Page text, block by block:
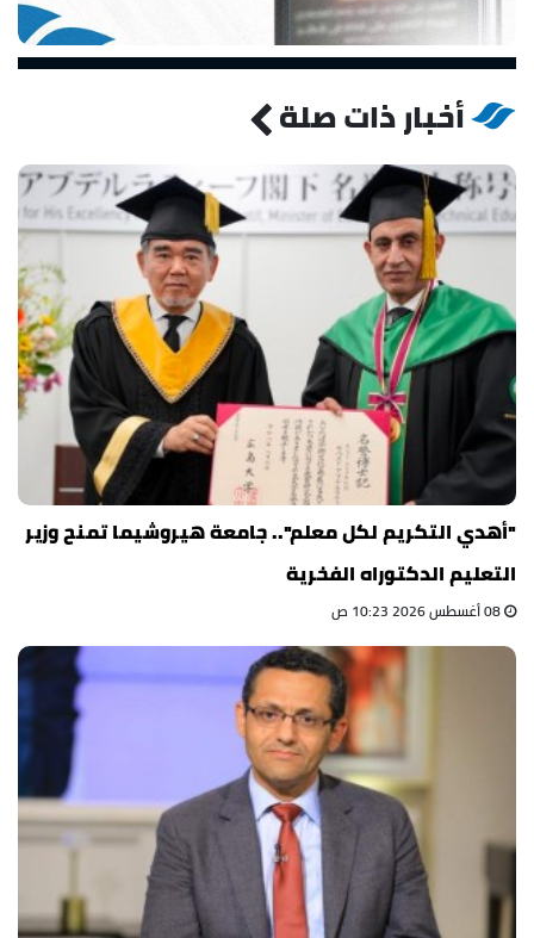
أخبار ذات صلة
"أهدي التكريم لكل معلم".. جامعة هيروشيما تمنح وزير
التعليم الدكتوراه الفخرية